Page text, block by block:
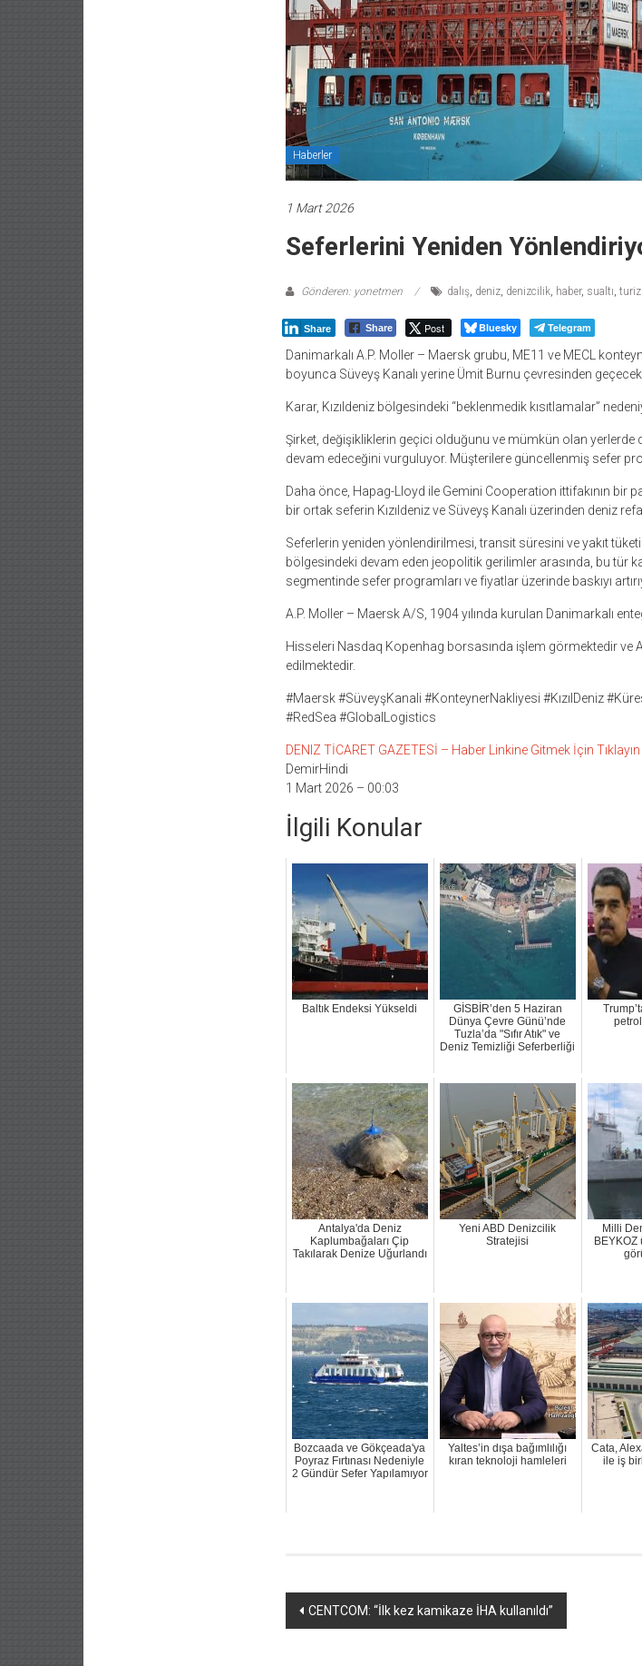
Haberler
1 Mart 2026
Seferlerini Yeniden
Gönderen: yonetmen dalış, deniz, denizcilik, haber, sualtı,
Share Share Post Bluesky Telegram
Danimarkalı A.P. Moller – Maersk grubu, ME11 ve MECL
boyunca Süveyş Kanalı yerine Ümit Burnu çevresinden
Karar, Kızıldeniz bölgesindeki “beklenmedik kısıtlamalar”
Şirket, değişikliklerin geçici olduğunu ve mümkün olan yerlerde
devam edeceğini vurguluyor. Müşterilere güncellenmiş sefer
Daha önce, Hapag-Lloyd ile Gemini Cooperation ittifakının bir
bir ortak seferin Kızıldeniz ve Süveyş Kanalı üzerinden deniz
Seferlerin yeniden yönlendirilmesi, transit süresini ve yakıt
bölgesindeki devam eden jeopolitik gerilimler arasında, bu tür
segmentinde sefer programları ve fiyatlar üzerinde baskıyı
A.P. Moller – Maersk A/S, 1904 yılında kurulan Danimarkalı
Hisseleri Nasdaq Kopenhag borsasında işlem görmektedir ve
edilmektedir.
#Maersk #SüveyşKanali #KonteynerNakliyesi #KızılDeniz
#RedSea #GlobalLogistics
DENIZ TİCARET GAZETESİ – Haber Linkine Gitmek İçin Tıklayın
DemirHindi
1 Mart 2026 – 00:03
İlgili Konular
Baltık Endeksi Yükseldi
GİSBİR’den 5 Haziran
Dünya Çevre Günü’nde
Tuzla’da "Sıfır Atık" ve
Deniz Temizliği Seferberliği
Antalya'da Deniz
Kaplumbağaları Çip
Takılarak Denize Uğurlandı
Yeni ABD Denizcilik
Stratejisi
Milli
Bozcaada ve Gökçeada'ya
Poyraz Fırtınası Nedeniyle
2 Gündür Sefer Yapılamıyor
Yaltes’in dışa bağımlılığı
kıran teknoloji hamleleri
Cata,
ile iş
Yazı
CENTCOM: “İlk kez kamikaze İHA kullanıldı”